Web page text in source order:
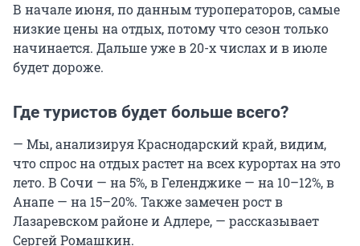
В начале июня, по данным туроператоров, самые
низкие цены на отдых, потому что сезон только
начинается. Дальше уже в 20-х числах и в июле
будет дороже.
Где туристов будет больше всего?
— Мы, анализируя Краснодарский край, видим,
что спрос на отдых растет на всех курортах на это
лето. В Сочи — на 5%, в Геленджике — на 10–12%, в
Анапе — на 15–20%. Также замечен рост в
Лазаревском районе и Адлере, — рассказывает
Сергей Ромашкин.